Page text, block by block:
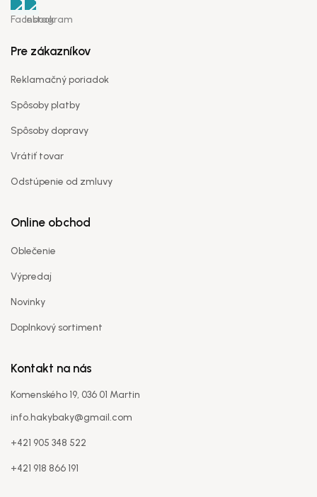
DIČ(voliteľné)
Heslo*
Pre zákazníkov
Reklamačný poriadok
Spôsoby platby
Spôsoby dopravy
Vrátiť tovar
Odstúpenie od zmluvy
Online obchod
Oblečenie
Výpredaj
Novinky
Doplnkový sortiment
Kontakt na nás
Komenského 19, 036 01 Martin
info.hakybaky@gmail.com
+421 905 348 522
+421 918 866 191